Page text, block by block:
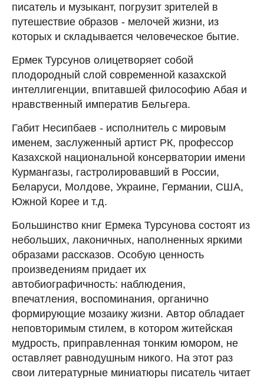
писатель и музыкант, погрузит зрителей в
путешествие образов - мелочей жизни, из
которых и складывается человеческое бытие.
Ермек Турсунов олицетворяет собой
плодородный слой современной казахской
интеллигенции, впитавшей философию Абая и
нравственный императив Бельгера.
Габит Несипбаев - исполнитель с мировым
именем, заслуженный артист РК, профессор
Казахской национальной консерватории имени
Курмангазы, гастролировавший в России,
Беларуси, Молдове, Украине, Германии, США,
Южной Корее и т.д.
Большинство книг Ермека Турсунова состоят из
небольших, лаконичных, наполненных яркими
образами рассказов. Особую ценность
произведениям придает их
автобиографичность: наблюдения,
впечатления, воспоминания, органично
формирующие мозаику жизни. Автор обладает
неповторимым стилем, в котором житейская
мудрость, приправленная тонким юмором, не
оставляет равнодушным никого. На этот раз
свои литературные миниатюры писатель читает